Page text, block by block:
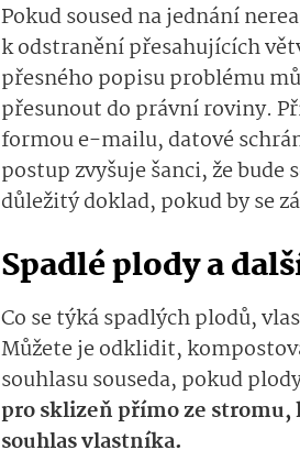
Pokud soused na jednání
k odstranění přesahujících
přesného popisu problému
přesunout do právní roviny.
formou e-mailu, datové
postup zvyšuje šanci, že
důležitý doklad, pokud by se
Spadlé plody a
Co se týká spadlých plodů,
Můžete je odklidit,
souhlasu souseda, pokud
pro sklizeň přímo ze
souhlas vlastníka.